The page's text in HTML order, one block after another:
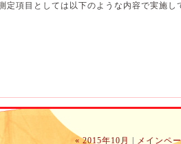
定項目としては以下のような内容で実施し
秒間）
« 2015年10月 メインペ